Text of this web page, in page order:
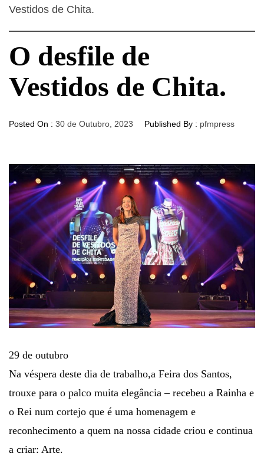
Vestidos de Chita.
O desfile de
Vestidos de Chita.
Posted On : 30 de Outubro, 2023 Published By : pfmpress
29 de outubro
Na véspera deste dia de trabalho,a Feira dos Santos,
trouxe para o palco muita elegância – recebeu a Rainha e
o Rei num cortejo que é uma homenagem e
reconhecimento a quem na nossa cidade criou e continua
a criar: Arte.